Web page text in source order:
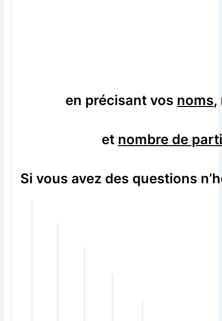
en précisant vos noms,
et nombre de
Si vous avez des questions